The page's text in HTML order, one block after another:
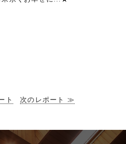
ト 次のレポート ≫